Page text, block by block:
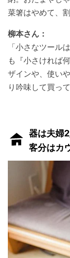
菜箸はやめて、
柳本さん：
「小さなツール
も『小さければ
ザインや、使い
り吟味して買っ
器は夫婦
客分はカ